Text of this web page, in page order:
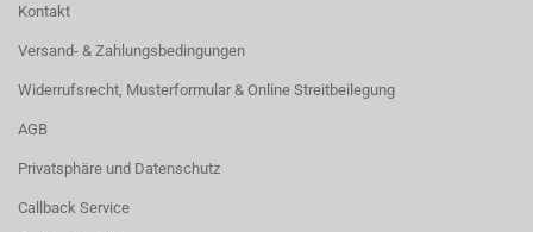
Kontakt
Versand- & Zahlungsbedingungen
Widerrufsrecht, Musterformular & Online Streitbeilegung
AGB
Privatsphäre und Datenschutz
Callback Service